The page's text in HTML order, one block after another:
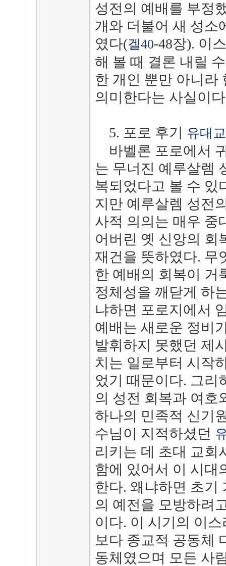
성전의 예배를 부정
개와 더불어 새 성소
였다(겔40-48장). 이
해 볼 때 결론 내릴
한 개인 뿐만 아니라
의미한다는 사실이
5. 포로 후기 유대교
바벨론 포로에서
는 무너진 예루살렘
복되었다고 볼 수 있
지만 예루살렘 성전
사적 의의는 매우 중
어버린 옛 신앙의 회
재건을 뜻하였다. 무
한 예배의 회복이 거
정체성을 깨닫게 하
냐하면 포로지에서
예배는 새로운 정비
발휘하지 못했던 제
치는 일로부터 시작
었기 때문이다. 그리
의 성전 회복과 여호
하나의 민족적 신기
수님이 지적하셨던
리키는 데 초대 교회
함에 있어서 이 시대
한다. 왜냐하면 초기
의 예전을 모방하려
이다. 이 시기의 이
보다 종교적 공동체
동체였으며 모든 사